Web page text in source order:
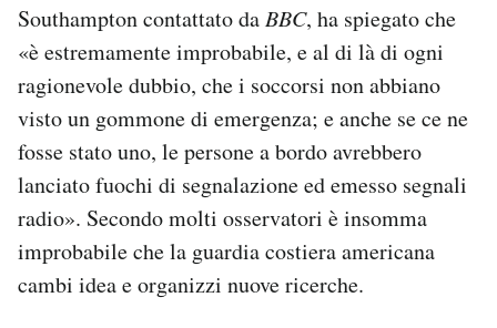
Southampton contattato da BBC, ha spiegato che
«è estremamente improbabile, e al di là di ogni
ragionevole dubbio, che i soccorsi non abbiano
visto un gommone di emergenza; e anche se ce ne
fosse stato uno, le persone a bordo avrebbero
lanciato fuochi di segnalazione ed emesso segnali
radio». Secondo molti osservatori è insomma
improbabile che la guardia costiera americana
cambi idea e organizzi nuove ricerche.